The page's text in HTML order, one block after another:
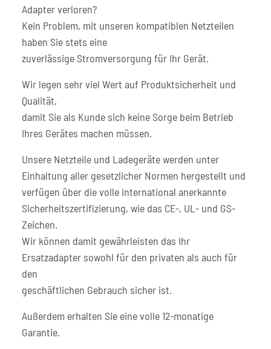
Adapter verloren?
Kein Problem, mit unseren kompatiblen Netzteilen
haben Sie stets eine
zuverlässige Stromversorgung für Ihr Gerät.
Wir legen sehr viel Wert auf Produktsicherheit und
Qualität,
damit Sie als Kunde sich keine Sorge beim Betrieb
Ihres Gerätes machen müssen.
Unsere Netzteile und Ladegeräte werden unter
Einhaltung aller gesetzlicher Normen hergestellt und
verfügen über die volle international anerkannte
Sicherheitszertifizierung, wie das CE-, UL- und GS-
Zeichen.
Wir können damit gewährleisten das Ihr
Ersatzadapter sowohl für den privaten als auch für
den
geschäftlichen Gebrauch sicher ist.
Außerdem erhalten Sie eine volle 12-monatige
Garantie.